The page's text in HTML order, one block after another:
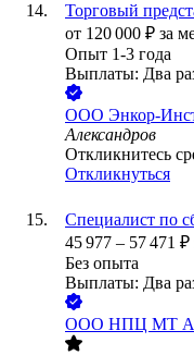
Торговый
от 120 000 ₽ за
Опыт 1-3 года
Выплаты: Два
ООО Энкор-
Александров
Откликнитесь
Откликнуться
Специалист по
45 977 – 57 471 ₽
Без опыта
Выплаты: Два
ООО НПЦ МТ